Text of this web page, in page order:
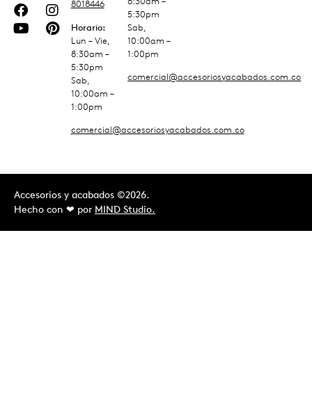
8018446
Horario:
Lun – Vie,
8:30am –
5:30pm
Sab,
10:00am –
1:00pm
comercial@accesoriosyacabados.com.co
5:30pm
Sab,
10:00am –
1:00pm
comercial@accesoriosyacabados.com.co
Accesorios y acabados ©2026.
Hecho con ❤︎ por MIND Studio.